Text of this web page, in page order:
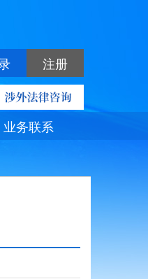
注册
业务联系